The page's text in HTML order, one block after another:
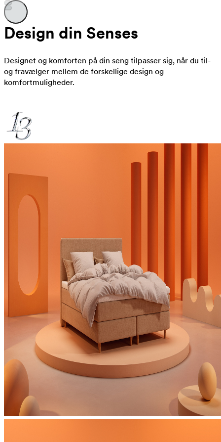
Design din Senses
Designet og komforten på din seng tilpasser sig, når du til-
og fravælger mellem de forskellige design og
komfortmuligheder.